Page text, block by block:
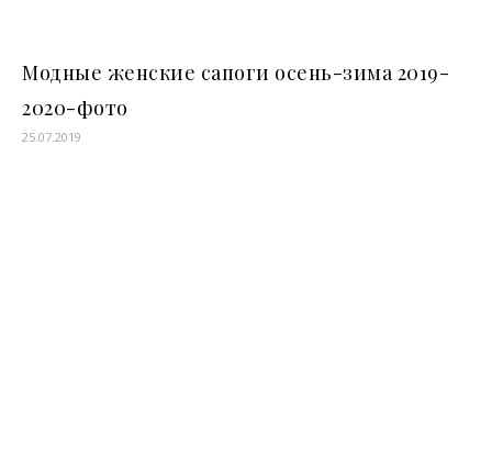
Модные женские сапоги осень-зима 2019-
2020-фото
25.07.2019